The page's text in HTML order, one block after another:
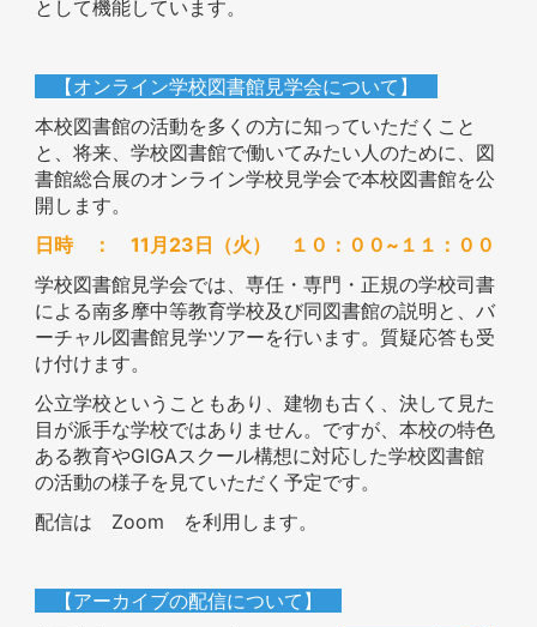
として機能しています。
【オンライン学校図書館見学会について】
本校図書館の活動を多くの方に知っていただくこと
と、将来、学校図書館で働いてみたい人のために、図
書館総合展のオンライン学校見学会で本校図書館を公
開します。
日時 ： 11月23日（火） １０：００~１１：００
学校図書館見学会では、専任・専門・正規の学校司書
による南多摩中等教育学校及び同図書館の説明と、バ
ーチャル図書館見学ツアーを行います。質疑応答も受
け付けます。
公立学校ということもあり、建物も古く、決して見た
目が派手な学校ではありません。ですが、本校の特色
ある教育やGIGAスクール構想に対応した学校図書館
の活動の様子を見ていただく予定です。
配信は Zoom を利用します。
【アーカイブの配信について】